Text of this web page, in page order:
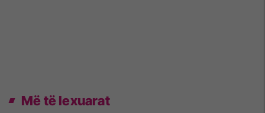
Më të lexuarat